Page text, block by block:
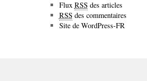
Flux RSS des articles
RSS des commentaires
Site de WordPress-FR